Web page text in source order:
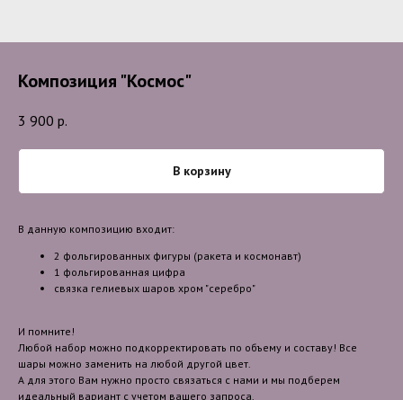
Композиция "Космос"
3 900 р.
В корзину
В данную композицию входит:
2 фольгированных фигуры (ракета и космонавт)
1 фольгированная цифра
связка гелиевых шаров хром "серебро"
И помните!
Любой набор можно подкорректировать по объему и составу! Все
шары можно заменить на любой другой цвет.
А для этого Вам нужно просто связаться с нами и мы подберем
идеальный вариант с учетом вашего запроса.